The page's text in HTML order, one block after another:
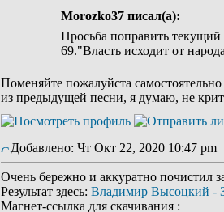
Morozko37 писал(а):
Просьба поправить
69."Власть исходит от
Поменяйте пожалуйста
из предыдущей песни, я думаю, не
Добавлено: Чт Окт 22, 2020 10:47 pm
Очень бережно и аккуратно почистил
Результат здесь: Владимир Высоцкий -
Магнет-ссылка для скачивания :